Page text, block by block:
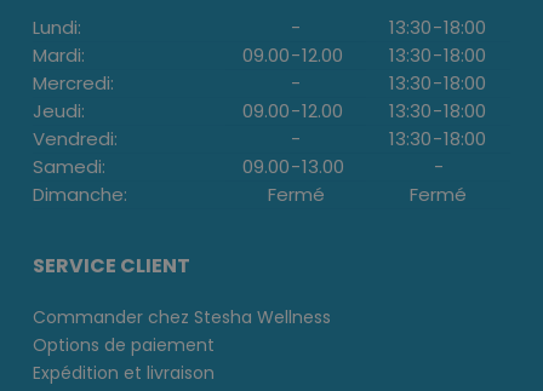
Lundi: - 13:30-18:00
Mardi:
09.00-12.00 13:30-18:00
Mercredi:
- 13:30-18:00
Jeudi:
09.00-12.00 13:30-18:00
Vendredi:
- 13:30-18:00
Samedi:
09.00-13.00
-
Dimanche:
Fermé Fermé
SERVICE CLIENT
Commander chez Stesha Wellness
Options de paiement
Expédition et livraison